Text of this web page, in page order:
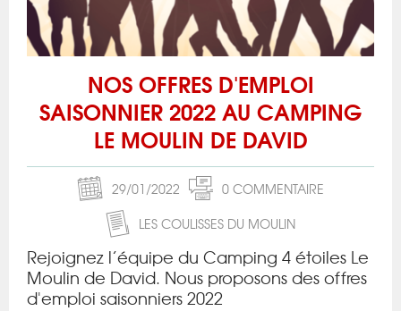
NOS OFFRES D'EMPLOI
SAISONNIER 2022 AU CAMPING
LE MOULIN DE DAVID
29/01/2022
0 COMMENTAIRE
LES COULISSES DU MOULIN
Rejoignez l’équipe du Camping 4 étoiles Le
Moulin de David. Nous proposons des offres
d'emploi saisonniers 2022